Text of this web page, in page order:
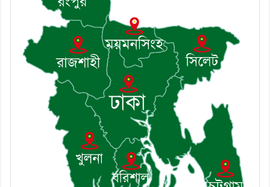
৮। দাউদকান্দিতে মুচি সম্প্রদায়ের
খোঁজখবর নিলেন ড. খন্দকার মারুফ
হোসেন
৯। মেঘনায় আইন-শৃঙ্খলা কমিটির
মাসিক সভা অনুষ্ঠিত
১০। জাতীয় নেতা ড. খন্দকার
মোশাররফ হোসেনের মূল্যায়ন কোথায়
এবং একটি বিশ্লেষণ